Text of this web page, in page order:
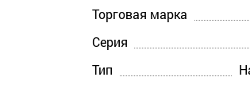
Торговая марка
Серия
Тип